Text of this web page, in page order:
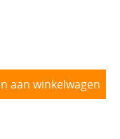
aan winkelwagen